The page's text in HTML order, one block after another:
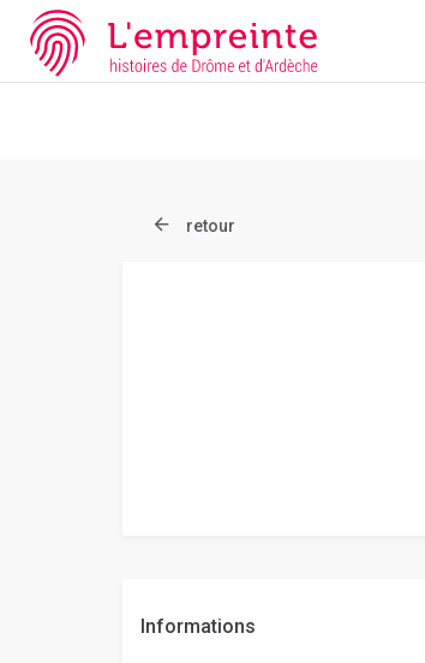
Array ( [slug] => document [ref] => bpt6k9760893k )
retour
Informations